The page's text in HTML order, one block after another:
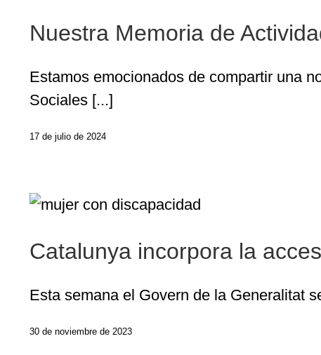
Nuestra Memoria de
Estamos emocionados de compartir una
Sociales [...]
17 de julio de 2024
Catalunya incorpora la
Esta semana el Govern de la Generalitat
30 de noviembre de 2023